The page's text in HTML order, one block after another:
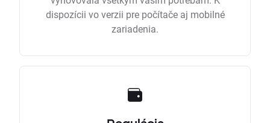
dispozícii vo verzii pre počítače aj mobilné
zariadenia.